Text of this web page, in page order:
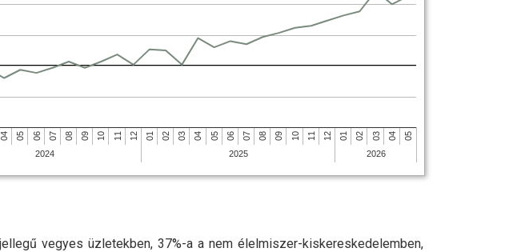
2024
04 05 06 07 08 09 10 11 12 01
2025
02 03 04 05 06 07 08 09 10 11 12 01
2026
02 03 04 05
vegyes üzletekben, 37%-a a nem élelmiszer-kiskereskedelemben,